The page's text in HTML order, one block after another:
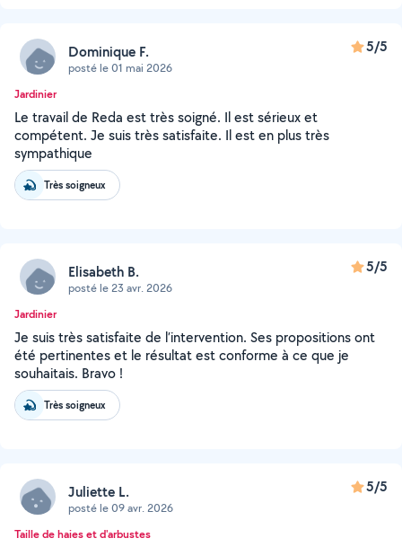
Dominique F.
posté le 01 mai 2026
5/5
Jardinier
Le travail de Reda est très soigné. Il est sérieux et
compétent. Je suis très satisfaite. Il est en plus très
sympathique
Très soigneux
Elisabeth B.
posté le 23 avr. 2026
5/5
Jardinier
Je suis très satisfaite de l’intervention. Ses propositions ont
été pertinentes et le résultat est conforme à ce que je
souhaitais. Bravo !
Très soigneux
Juliette L.
posté le 09 avr. 2026
5/5
Taille de haies et d'arbustes